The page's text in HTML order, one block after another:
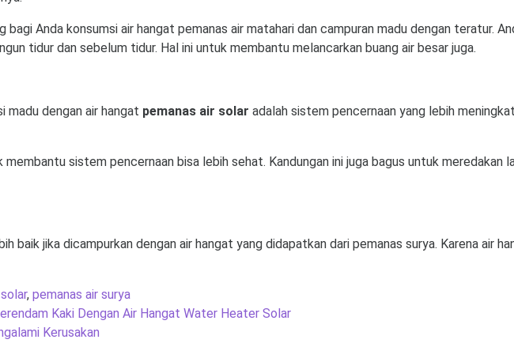
Anda konsumsi air hangat pemanas air matahari dan campuran madu dengan teratur.
tidur dan sebelum tidur. Hal ini untuk membantu melancarkan buang air besar juga.
dengan air hangat pemanas air solar adalah sistem pencernaan yang lebih
membantu sistem pencernaan bisa lebih sehat. Kandungan ini juga bagus untuk meredakan
baik jika dicampurkan dengan air hangat yang didapatkan dari pemanas surya. Karena air
, pemanas air surya
Kaki Dengan Air Hangat Water Heater Solar
Kerusakan